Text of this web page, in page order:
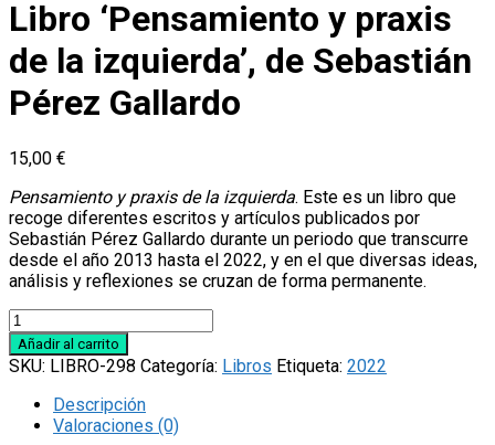
Libro ‘Pensamiento y praxis
de la izquierda’, de Sebastián
Pérez Gallardo
15,00 €
Pensamiento y praxis de la izquierda. Este es un libro que
recoge diferentes escritos y artículos publicados por
Sebastián Pérez Gallardo durante un periodo que transcurre
desde el año 2013 hasta el 2022, y en el que diversas ideas,
análisis y reflexiones se cruzan de forma permanente.
Libro
‘Pensamiento
y
Añadir al carrito
SKU: LIBRO-298 Categoría: Libros Etiqueta: 2022
Descripción
Valoraciones (0)